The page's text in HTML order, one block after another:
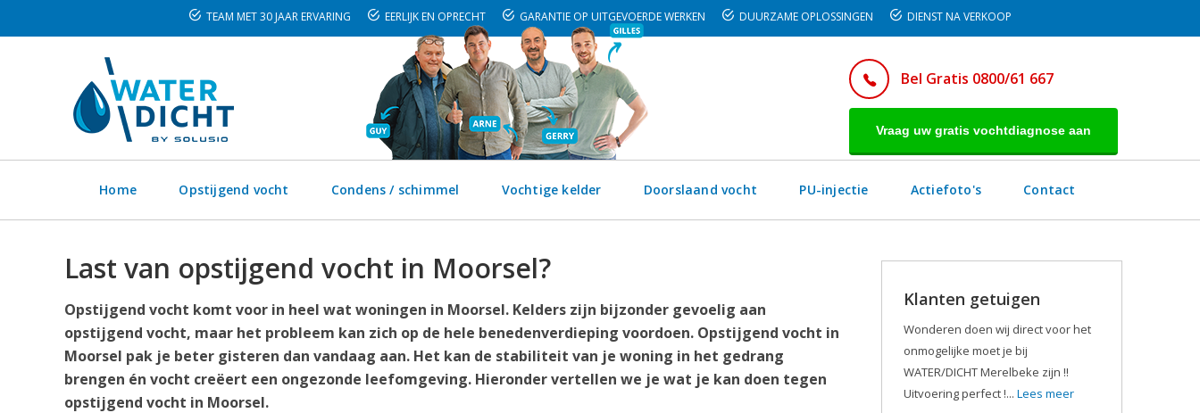
TEAM MET 30 JAAR ERVARING EERLIJK EN OPRECHT GARANTIE OP UITGEVOERDE WERKEN DUURZAME OPLOSSINGEN DIENST NA VERKOOP
Bel Gratis 0800/61 667
Vraag uw gratis vochtdiagnose aan
Home Opstijgend vocht Condens / schimmel Vochtige kelder Doorslaand vocht PU-injectie Actiefoto's Contact
Last van opstijgend vocht in Moorsel?
Opstijgend vocht komt voor in heel wat woningen in Moorsel. Kelders zijn bijzonder gevoelig aan
opstijgend vocht, maar het probleem kan zich op de hele benedenverdieping voordoen. Opstijgend vocht in
Moorsel pak je beter gisteren dan vandaag aan. Het kan de stabiliteit van je woning in het gedrang
brengen én vocht creëert een ongezonde leefomgeving. Hieronder vertellen we je wat je kan doen tegen
opstijgend vocht in Moorsel.
Klanten getuigen
Wonderen doen wij direct voor het
onmogelijke moet je bij
WATER/DICHT Merelbeke zijn !!
Uitvoering perfect !... Lees meer